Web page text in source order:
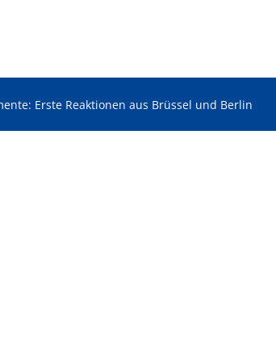
Erste Reaktionen aus Brüssel und Berlin